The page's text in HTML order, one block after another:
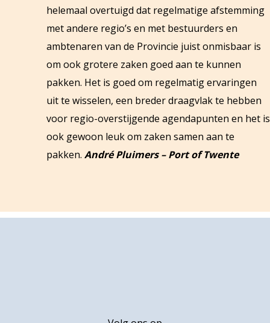
helemaal overtuigd dat regelmatige afstemming
met andere regio’s en met bestuurders en
ambtenaren van de Provincie juist onmisbaar is
om ook grotere zaken goed aan te kunnen
pakken. Het is goed om regelmatig ervaringen
uit te wisselen, een breder draagvlak te hebben
voor regio-overstijgende agendapunten en het is
ook gewoon leuk om zaken samen aan te
pakken. André Pluimers – Port of Twente